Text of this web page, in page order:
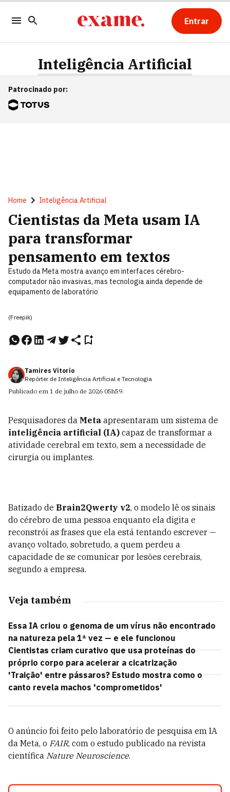
Entrar
Inteligência Artificial
Patrocinado por:
Home Inteligência Artificial
Cientistas da Meta usam IA
para transformar
pensamento em textos
Estudo da Meta mostra avanço em interfaces cérebro-
computador não invasivas, mas tecnologia ainda depende de
equipamento de laboratório
(Freepik)
Tamires Vitorio
Repórter de Inteligência Artificial e Tecnologia
Publicado em 1 de julho de 2026 05h59.
Pesquisadores da Meta apresentaram um sistema de
inteligência artificial (IA) capaz de transformar a
atividade cerebral em texto, sem a necessidade de
cirurgia ou implantes.
Batizado de Brain2Qwerty v2, o modelo lê os sinais
do cérebro de uma pessoa enquanto ela digita e
reconstrói as frases que ela está tentando escrever —
avanço voltado, sobretudo, a quem perdeu a
capacidade de se comunicar por lesões cerebrais,
segundo a empresa.
Veja também
Essa IA criou o genoma de um vírus não encontrado
na natureza pela 1ª vez — e ele funcionou
Cientistas criam curativo que usa proteínas do
próprio corpo para acelerar a cicatrização
'Traição' entre pássaros? Estudo mostra como o
canto revela machos 'comprometidos'
O anúncio foi feito pelo laboratório de pesquisa em IA
da Meta, o FAIR, com o estudo publicado na revista
científica Nature Neuroscience.